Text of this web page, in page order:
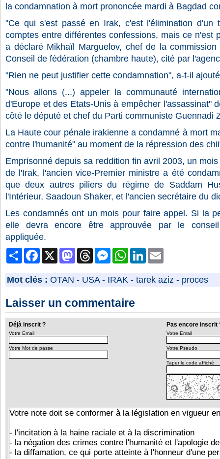
la condamnation à mort prononcée mardi à Bagdad
"Ce qui s'est passé en Irak, c'est l'élimination d'un
comptes entre différentes confessions, mais ce n'est
a déclaré Mikhaïl Marguelov, chef de la
Conseil de fédération (chambre haute), cité par
"Rien ne peut justifier cette condamnation", a-t-il
"Nous allons (...) appeler la communauté
d'Europe et des Etats-Unis à empêcher l'assassinat"
côté le député et chef du Parti communiste Guennadi
La Haute cour pénale irakienne a condamné à mort
contre l'humanité" au moment de la répression des
Emprisonné depuis sa reddition fin avril 2003, un
de l'Irak, l'ancien vice-Premier ministre a été
que deux autres piliers du régime de Saddam
l'Intérieur, Saadoun Shaker, et l'ancien secrétaire du
Les condamnés ont un mois pour faire appel. Si la
elle devra encore être approuvée par le
appliquée.
PartagerFacebook MastodonThreads MessengerWhatsAppLinkedIn
Mot clés : OTAN - USA- IRAK - tarek aziz - proces
Laisser un commentaire
Déjà inscrit ? Pas encore inscrit
Votre Email
Votre Mot de passe
Votre Email
Votre Pseudo
Taper le code affiché